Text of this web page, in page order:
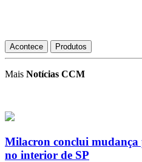
Acontece Produtos
Mais Notícias CCM
Milacron conclui mudança
no interior de SP